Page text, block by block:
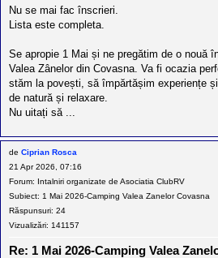
Nu se mai fac înscrieri.
Lista este completa.
Se apropie 1 Mai și ne pregătim de o nouă
Valea Zânelor din Covasna. Va fi ocazia
stăm la povești, să împărtășim experiențe
de natură și relaxare.
Nu uitați să ...
de Ciprian Rosca
21 Apr 2026, 07:16
Forum: Intalniri organizate de Asociatia ClubRV
Subiect: 1 Mai 2026-Camping Valea Zanelor Covasna
Răspunsuri: 24
Vizualizări: 141157
Re: 1 Mai 2026-Camping Valea